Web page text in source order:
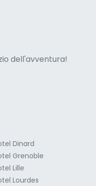
dell'avventura!
Dinard
Grenoble
Lille
Lourdes